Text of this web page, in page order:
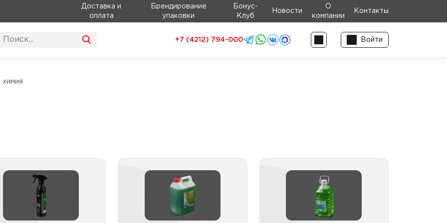
Доставка и
оплата
Брендирование
упаковки
Бонус-
Клуб
Новости
О
компании
Контакты
+7 (4212) 794-000 Войти
химия
Освежители воздуха
Освежители воздуха
Освежители воздуха
Средства бытовые для
Средства для мытья посуды
Средства чистящие
Средства для мытья
Средства для мытья полов
ПНД